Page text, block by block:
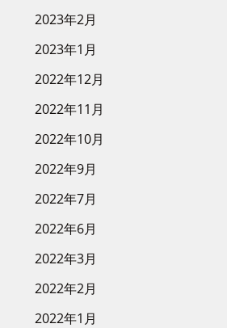
2023年2月
2023年1月
2022年12月
2022年11月
2022年10月
2022年9月
2022年7月
2022年6月
2022年3月
2022年2月
2022年1月